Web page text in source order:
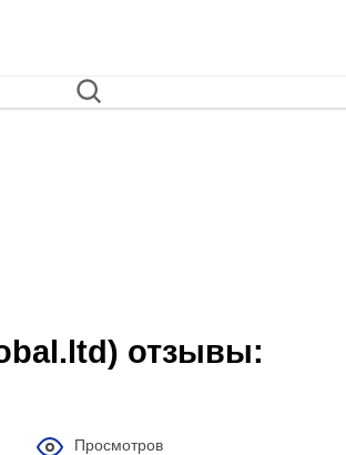
отзывы:
Просмотров